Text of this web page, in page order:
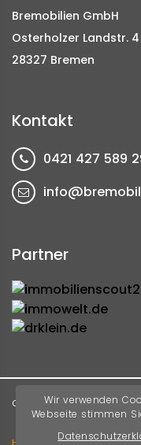
Bremobilien GmbH
Osterholzer Landstr. 4
28327 Bremen
Kontakt
0421 427 589
Partner
Copyright ©2026 All rights
Home Über uns Kontakt
Wir verwenden
Webseite stimmen